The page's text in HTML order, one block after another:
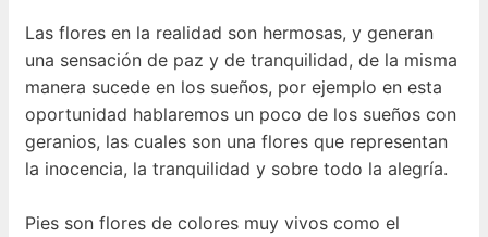
Las flores en la realidad son hermosas, y generan
una sensación de paz y de tranquilidad, de la misma
manera sucede en los sueños, por ejemplo en esta
oportunidad hablaremos un poco de los sueños con
geranios, las cuales son una flores que representan
la inocencia, la tranquilidad y sobre todo la alegría.
Pies son flores de colores muy vivos como el